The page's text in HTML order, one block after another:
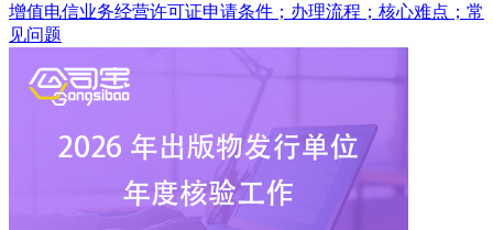
增值电信业务经营许可证申请条件；办理流程；核心难点；常
见问题